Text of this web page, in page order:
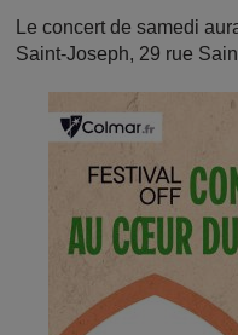
Le concert de samedi
Saint-Joseph, 29 rue